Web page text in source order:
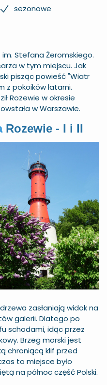
sezonowe
im. Stefana Żeromskiego.
w tym miejscu. Jak
pisząc powieść "Wiatr
z pokoików latarni.
Rozewie w okresie
w Warszawie.
Rozewie - I i II
zasłaniają widok na
galerii. Dlatego po
schodami, idąc przez
Brzeg morski jest
chroniącą klif przed
to miejsce było
na północ część Polski.